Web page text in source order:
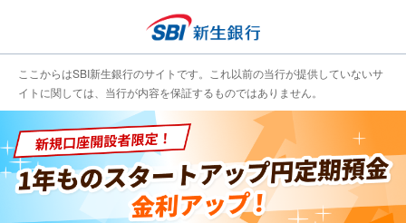
ここからはSBI新生銀行のサイトです。これ以前の当行が提供していないサ
イトに関しては、当行が内容を保証するものではありません。